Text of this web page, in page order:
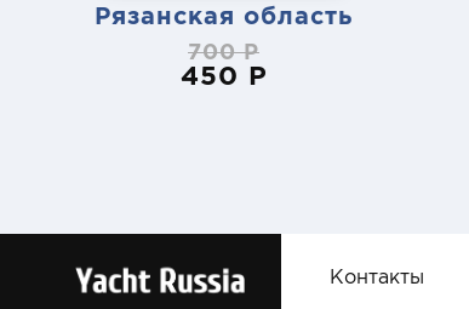
Рязанская область
700 Р
450 Р
Контакты